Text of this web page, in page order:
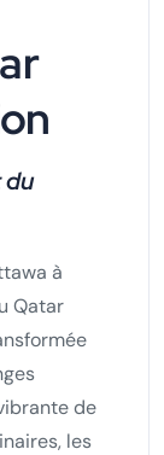
du
à
Qatar
de
les